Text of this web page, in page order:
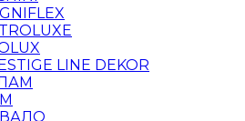
LINE DEKOR